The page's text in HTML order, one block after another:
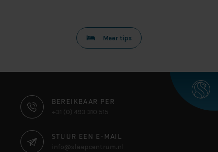
Meer tips
CONTACT
INFORMATIE
BEREIKBAAR PER
+31 (0) 493 310 515
STUUR EEN E-MAIL
info@slaapcentrum.nl